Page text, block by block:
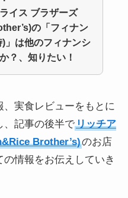
イス ブラザーズ
の「フィナン
は他のフィナンシ
？、知りたい！
実食レビューをもとに
、記事の後半でリッチア
Brother’s)のお店
情報をお伝えしていき